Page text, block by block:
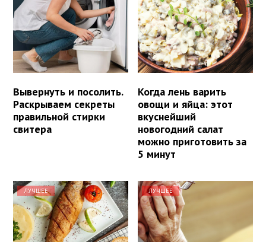
Вывернуть и посолить.
Раскрываем секреты
правильной стирки
свитера
Когда лень варить
овощи и яйца: этот
вкуснейший
новогодний салат
можно приготовить за
5 минут
ЛУЧШЕЕ ЛУЧШЕЕ